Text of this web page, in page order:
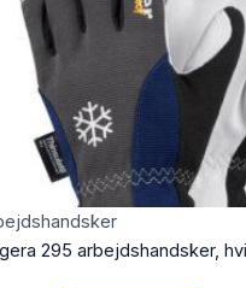
295 arbejdshandsker,